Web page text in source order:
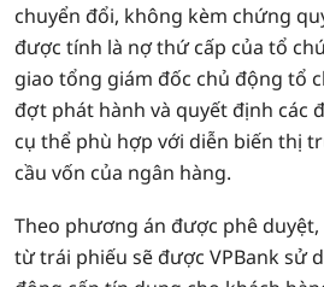
chuyển đổi, không kèm chứng
được tính là nợ thứ cấp của tổ
giao tổng giám đốc chủ động tổ
đợt phát hành và quyết định các
cụ thể phù hợp với diễn biến thị
cầu vốn của ngân hàng.
Theo phương án được phê
từ trái phiếu sẽ được VPBank sử